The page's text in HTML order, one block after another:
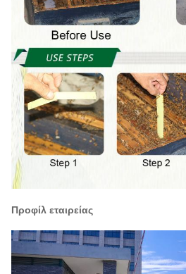
Προφίλ εταιρείας